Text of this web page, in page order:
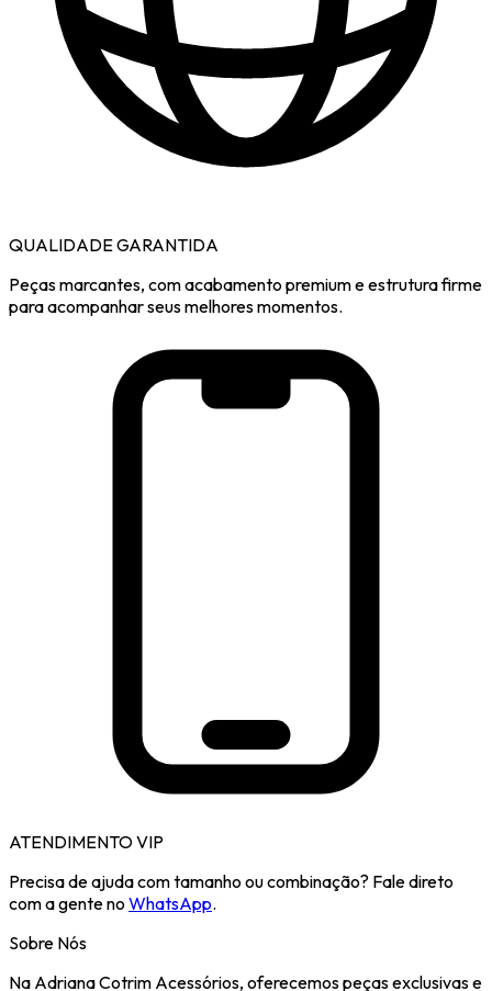
QUALIDADE GARANTIDA
Peças marcantes, com acabamento premium e estrutura firme
para acompanhar seus melhores momentos.
ATENDIMENTO VIP
Precisa de ajuda com tamanho ou combinação? Fale direto
com a gente no WhatsApp.
Sobre Nós
Na Adriana Cotrim Acessórios, oferecemos peças exclusivas e